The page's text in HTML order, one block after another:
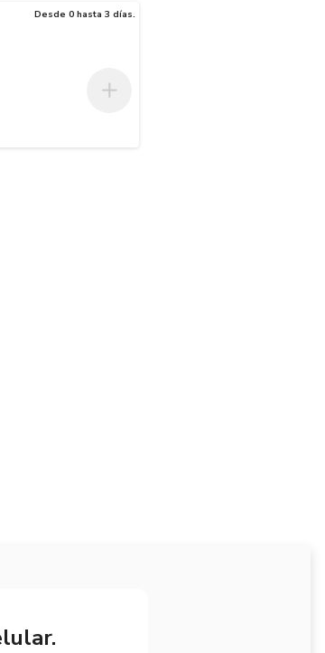
presentado en la foto es una aproximación al
Desde 0 hasta 3 días.